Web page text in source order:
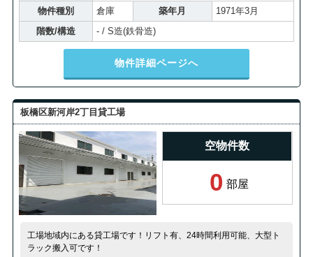
物件種別
倉庫 築年月
1971年3月
階数/構造
- / S造(鉄骨造)
物件詳細ページへ
板橋区新河岸2丁目貸工場
空物件数
0 部屋
工場地域内にある貸工場です！リフト有、24時間利用可能、大型ト
ラック搬入可です！